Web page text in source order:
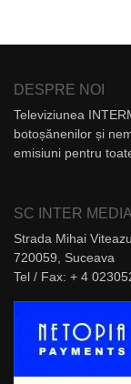
DESPRE NOI
Televiziunea
botoșănenilor și
emisiuni pentru
SC INTER MEDIA
Strada Mihai
720059, Suceava
Tel / Fax: + 4